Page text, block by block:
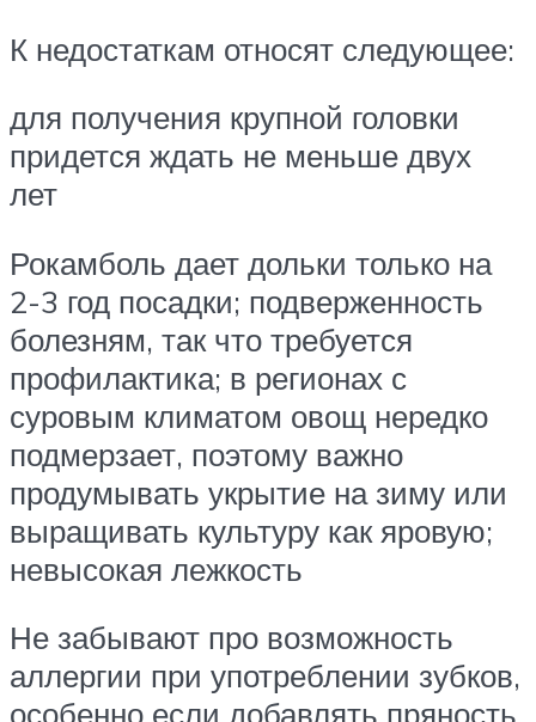
К недостаткам относят следующее:
для получения крупной головки
придется ждать не меньше двух
лет
Рокамболь дает дольки только на
2-3 год посадки; подверженность
болезням, так что требуется
профилактика; в регионах с
суровым климатом овощ нередко
подмерзает, поэтому важно
продумывать укрытие на зиму или
выращивать культуру как яровую;
невысокая лежкость
Не забывают про возможность
аллергии при употреблении зубков,
особенно если добавлять пряность